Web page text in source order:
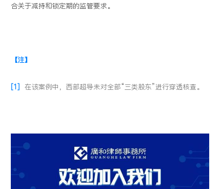
合关于减持和锁定期的监管要求。
【注】
[1] 在该案例中，西部超导未对全部“三类股东”进行穿透核查。